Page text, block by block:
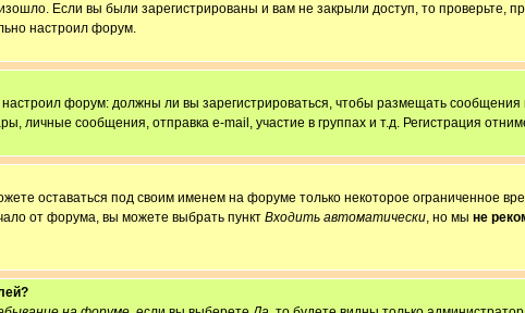
Если вы были зарегистрированы и вам не закрыли доступ, то проверьте,
настроил форум.
настроил форум: должны ли вы зарегистрироваться, чтобы размещать
сообщения, отправка e-mail, участие в группах и т.д. Регистрация
оставаться под своим именем на форуме только некоторое ограниченное
от форума, вы можете выбрать пункт Входить автоматически, но мы не